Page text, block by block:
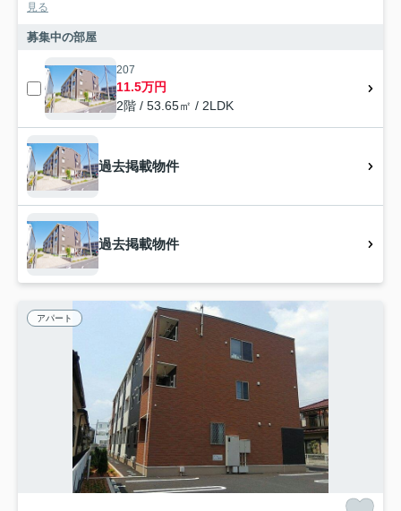
見る
募集中の部屋
207
11.5万円
2階 / 53.65㎡ / 2LDK
過去掲載物件
過去掲載物件
アパート